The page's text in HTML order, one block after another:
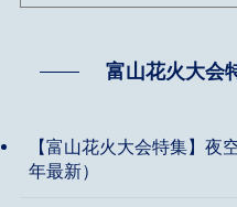
富山花火大会
【富山花火大会特集】夜
年最新）